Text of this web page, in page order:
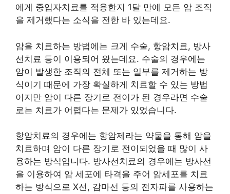
에게 중입자치료를 적용한지 1달 만에 모든 암 조직
을 제거했다는 소식을 전한 바 있는데요.
암을 치료하는 방법에는 크게 수술, 항암치료, 방사
선치료 등이 이용되어 왔는데요. 수술의 경우에는
암이 발생한 조직의 전체 또는 일부를 제거하는 방
식이기 때문에 가장 확실하게 치료할 수 있는 방법
이지만 암이 다른 장기로 전이가 된 경우라면 수술
로는 치료가 어렵다는 문제가 있었습니다.
항암치료의 경우에는 항암제라는 약물을 통해 암을
치료하며 암이 다른 장기로 전이되었을 때 많이 사
용하는 방식입니다. 방사선치료의 경우에는 방사선
을 이용하여 암 세포에 타격을 주어 암세포를 치료
하는 방식으로 X선, 감마선 등의 전자파를 사용하는